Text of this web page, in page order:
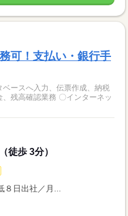
可！支払い・銀行手
ベースへ入力、伝票作成、納税
残高確認業務 〇インターネッ
徒歩 3分）
日出社／月...